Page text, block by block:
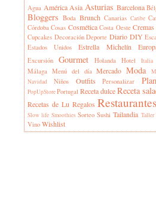
Agua América Asia Asturias Barcelona
Bloggers Boda Brunch Canarias Caribe
Córdoba Cosas Cosmética Costa Oeste
Cupcakes Decoración Deporte Diario DIY
Estados Unidos Estrella Michelín
Excursión Gourmet Holanda Hotel Italia
Málaga Menú del día Mercado Moda
Navidad
Niños Outfits Personalizar
PopUpStorePortugal Receta dulceReceta
Recetas de Lu Regalos Restaurantes
Slow life Smoothies Sorteo Sushi Tailandia Taller
Vino Wishlist